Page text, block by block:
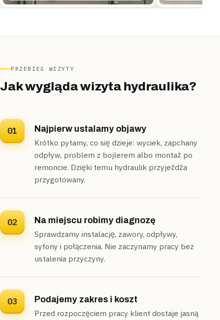
„Po zakończonym remoncie segmentu brakowało
PRZEBIEG WIZYTY
Jak wygląda wizyta hydraulika?
01
Najpierw ustalamy objawy
Krótko pytamy, co się dzieje: wyciek, zapchany
odpływ, problem z bojlerem albo montaż po
remoncie. Dzięki temu hydraulik przyjeżdża
przygotowany.
02
Na miejscu robimy diagnozę
Sprawdzamy instalację, zawory, odpływy,
syfony i połączenia. Nie zaczynamy pracy bez
ustalenia przyczyny.
03
Podajemy zakres i koszt
Przed rozpoczęciem pracy klient dostaje jasną